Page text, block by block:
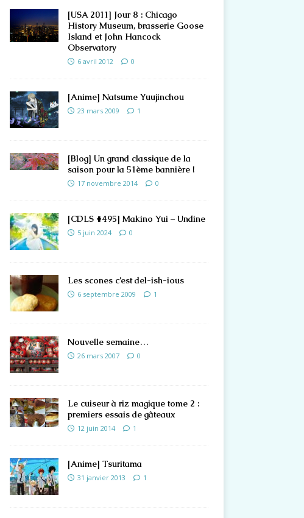
[USA 2011] Jour 8 : Chicago
History Museum, brasserie Goose
Island et John Hancock
Observatory
6 avril 2012 0
[Anime] Natsume Yuujinchou
23 mars 2009 1
[Blog] Un grand classique de la
saison pour la 51ème bannière !
17 novembre 2014 0
[CDLS #495] Makino Yui – Undine
5 juin 2024 0
Les scones c’est del-ish-ious
6 septembre 2009 1
Nouvelle semaine…
26 mars 2007 0
Le cuiseur à riz magique tome 2 :
premiers essais de gâteaux
12 juin 2014 1
[Anime] Tsuritama
31 janvier 2013 1